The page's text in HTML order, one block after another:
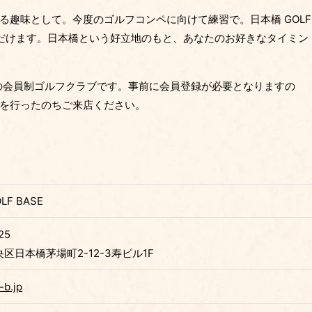
趣味として。今度のゴルフコンペに向けて練習で。日本橋 GOLF
ます。日本橋という好立地のもと、あなたのお好きなタイミン
員制ゴルフクラブです。事前に会員登録が必要となりますの
行ったのちご来店ください。
BASE
区日本橋茅場町2-12-3寿ビル1F
b.jp